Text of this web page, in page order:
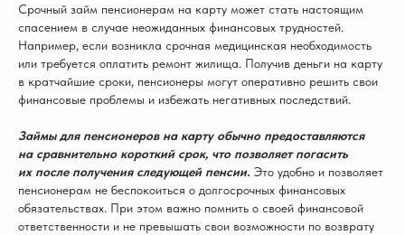
Срочный займ пенсионерам на карту может стать настоящим
спасением в случае неожиданных финансовых трудностей.
Например, если возникла срочная медицинская необходимость
или требуется оплатить ремонт жилища. Получив деньги на карту
в кратчайшие сроки, пенсионеры могут оперативно решить свои
финансовые проблемы и избежать негативных последствий.
Займы для пенсионеров на карту обычно предоставляются
на сравнительно короткий срок, что позволяет погасить
их после получения следующей пенсии. Это удобно и позволяет
пенсионерам не беспокоиться о долгосрочных финансовых
обязательствах. При этом важно помнить о своей финансовой
ответственности и не превышать свои возможности по возврату